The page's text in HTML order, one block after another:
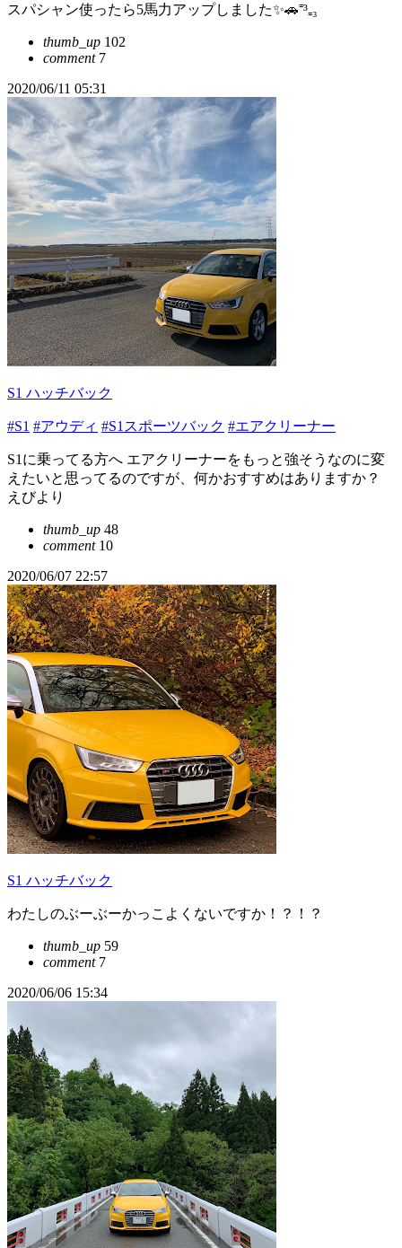
スパシャン使ったら5馬力アップしました✨🚗⁼³₌₃
thumb_up 102
comment7
2020/06/11 05:31
S1 ハッチバック
#S1 #アウディ #S1スポーツバック #エアクリーナー
S1に乗ってる方へ エアクリーナーをもっと強そうなのに変
えたいと思ってるのですが、何かおすすめはありますか？
えびより
thumb_up 48
comment10
2020/06/07 22:57
S1 ハッチバック
わたしのぶーぶーかっこよくないですか！？！？
thumb_up 59
comment7
2020/06/06 15:34